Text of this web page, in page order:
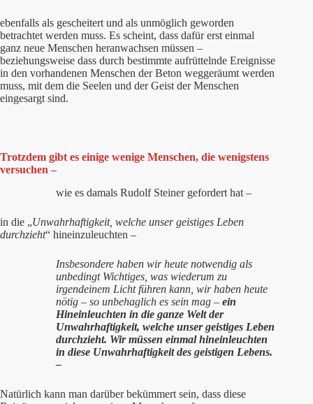
ebenfalls als gescheitert und als unmöglich geworden
betrachtet werden muss. Es scheint, dass dafür erst einmal
ganz neue Menschen heranwachsen müssen –
beziehungsweise dass durch bestimmte aufrüttelnde Ereignisse
in den vorhandenen Menschen der Beton weggeräumt werden
muss, mit dem die Seelen und der Geist der Menschen
eingesargt sind.
Trotzdem gibt es einige wenige Menschen, die wenigstens
versuchen –
wie es damals Rudolf Steiner gefordert hat –
in die „Unwahrhaftigkeit, welche unser geistiges Leben
durchzieht“ hineinzuleuchten –
Insbesondere haben wir heute notwendig als
unbedingt Wichtiges, was wiederum zu
irgendeinem Licht führen kann, wir haben heute
nötig – so unbehaglich es sein mag – ein
Hineinleuchten in die ganze Welt der
Unwahrhaftigkeit, welche unser geistiges Leben
durchzieht. Wir müssen einmal hineinleuchten
in diese Unwahrhaftigkeit des geistigen Lebens.
–
Natürlich kann man darüber bekümmert sein, dass diese